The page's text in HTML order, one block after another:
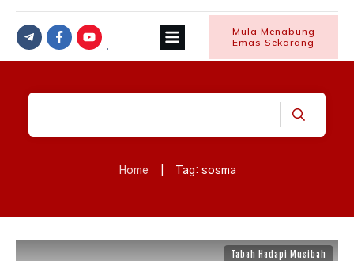
Mula Menabung
Emas Sekarang
Home Tag: sosma
Tabah Hadapi Musibah